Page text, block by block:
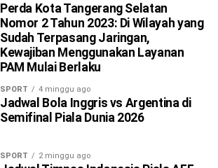
Perda Kota Tangerang Selatan
Nomor 2 Tahun 2023: Di Wilayah yang
Sudah Terpasang Jaringan,
Kewajiban Menggunakan Layanan
PAM Mulai Berlaku
SPORT 4 minggu ago
Jadwal Bola Inggris vs Argentina di
Semifinal Piala Dunia 2026
SPORT 2 minggu ago